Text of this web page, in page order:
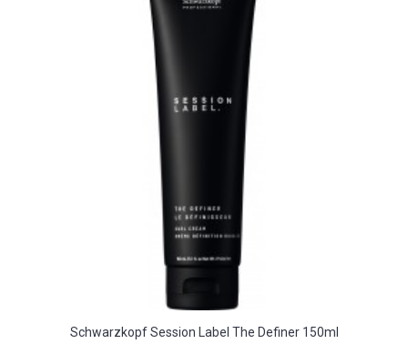
Schwarzkopf Session Label The Definer 150ml